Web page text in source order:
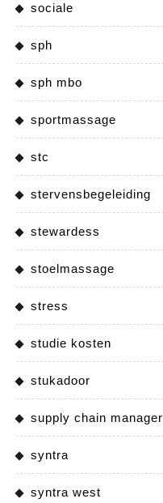
sociale
sph
sph mbo
sportmassage
stc
stervensbegeleiding
stewardess
stoelmassage
stress
studie kosten
stukadoor
supply chain manager
syntra
syntra west